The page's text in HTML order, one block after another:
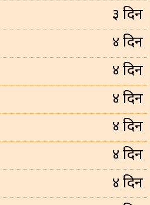
३ दिन
४ दिन
४ दिन
४ दिन
४ दिन
४ दिन
४ दिन